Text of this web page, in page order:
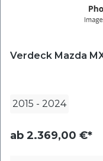
Verdeck Mazda
2015 - 2024
ab 2.369,00 €*